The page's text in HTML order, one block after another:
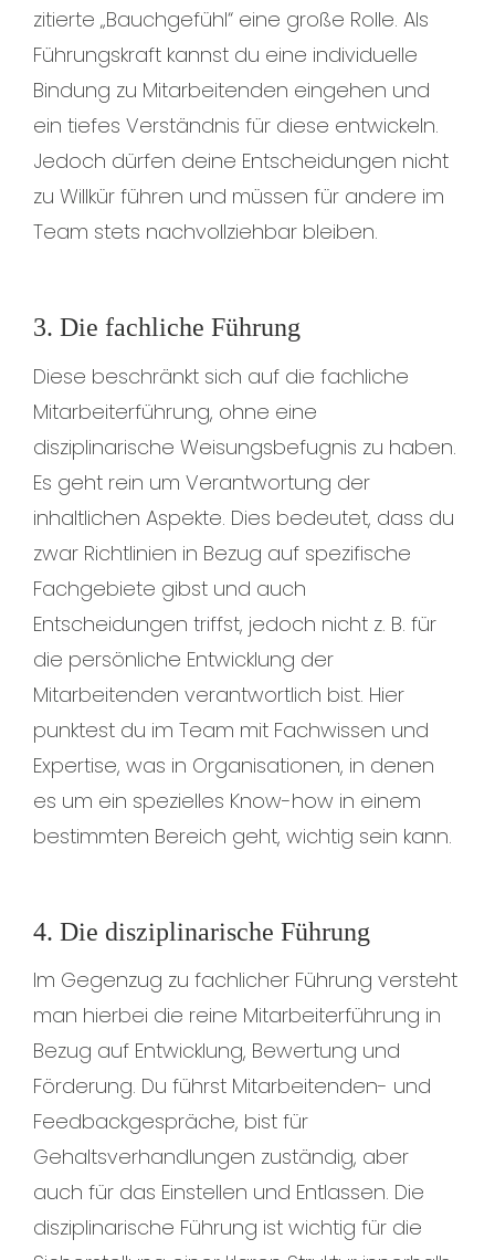
zitierte „Bauchgefühl“ eine große Rolle. Als
Führungskraft kannst du eine individuelle
Bindung zu Mitarbeitenden eingehen und
ein tiefes Verständnis für diese entwickeln.
Jedoch dürfen deine Entscheidungen nicht
zu Willkür führen und müssen für andere im
Team stets nachvollziehbar bleiben.
3. Die fachliche Führung
Diese beschränkt sich auf die fachliche
Mitarbeiterführung, ohne eine
disziplinarische Weisungsbefugnis zu haben.
Es geht rein um Verantwortung der
inhaltlichen Aspekte. Dies bedeutet, dass du
zwar Richtlinien in Bezug auf spezifische
Fachgebiete gibst und auch
Entscheidungen triffst, jedoch nicht z. B. für
die persönliche Entwicklung der
Mitarbeitenden verantwortlich bist. Hier
punktest du im Team mit Fachwissen und
Expertise, was in Organisationen, in denen
es um ein spezielles Know-how in einem
bestimmten Bereich geht, wichtig sein kann.
4. Die disziplinarische Führung
Im Gegenzug zu fachlicher Führung versteht
man hierbei die reine Mitarbeiterführung in
Bezug auf Entwicklung, Bewertung und
Förderung. Du führst Mitarbeitenden- und
Feedbackgespräche, bist für
Gehaltsverhandlungen zuständig, aber
auch für das Einstellen und Entlassen. Die
disziplinarische Führung ist wichtig für die